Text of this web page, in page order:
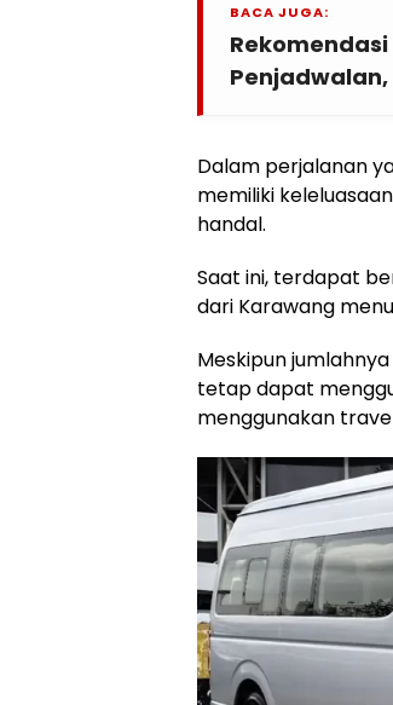
BACA JUGA:
Dalam perjalanan
memiliki
handal.
Saat ini, terdapat
dari Karawang
Meskipun
tetap dapat
menggunakan